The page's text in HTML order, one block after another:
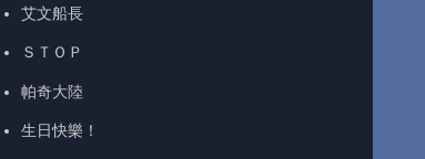
艾文船長
ＳＴＯＰ
帕奇大陸
生日快樂！